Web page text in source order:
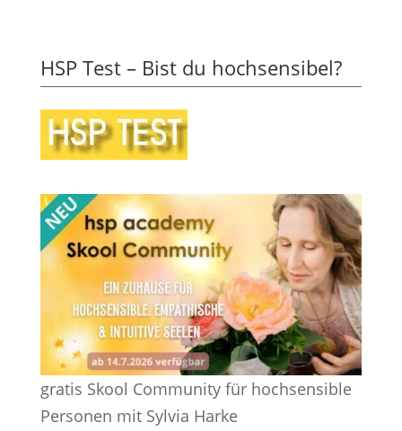
HSP Test – Bist du hochsensibel?
gratis Skool Community für hochsensible
Personen mit Sylvia Harke